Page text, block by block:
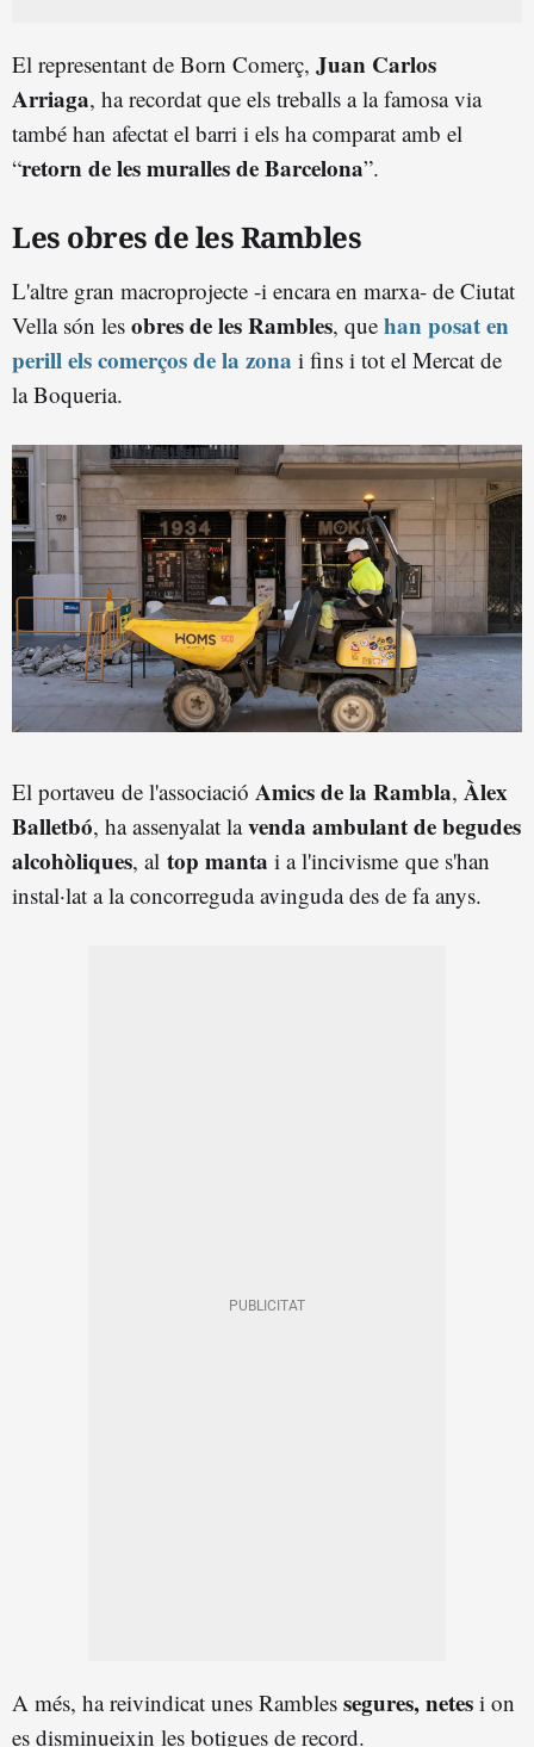
El representant de Born Comerç, Juan Carlos
Arriaga, ha recordat que els treballs a la famosa via
també han afectat el barri i els ha comparat amb el
“retorn de les muralles de Barcelona”.
Les obres de les Rambles
L'altre gran macroprojecte -i encara en marxa- de Ciutat
Vella són les obres de les Rambles, que han posat en
perill els comerços de la zona i fins i tot el Mercat de
la Boqueria.
El portaveu de l'associació Amics de la Rambla, Àlex
Balletbó, ha assenyalat lavenda ambulant de begudes
alcohòliques, al top manta i a l'incivisme que s'han
instal·lat a la concorreguda avinguda des de fa anys.
A més, ha reivindicat unes Rambles segures, netes i on
es disminueixin les botigues de record.